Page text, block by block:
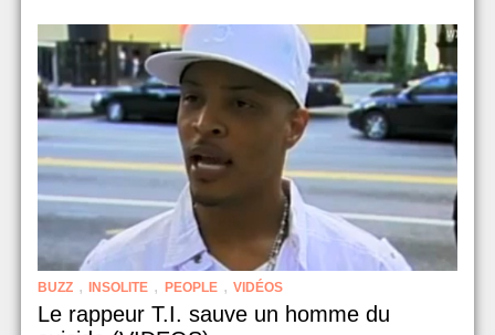
BUZZ , INSOLITE , PEOPLE , VIDÉOS
Le rappeur T.I. sauve un homme du